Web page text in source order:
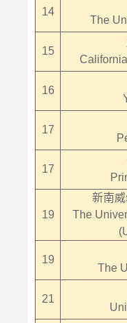
14
The
15
16
17
17
19
新南威
The
19
The
21